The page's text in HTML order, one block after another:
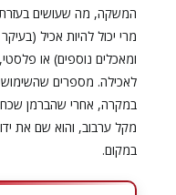
המשקה, מה שעושים בעזרת
מרי יכול להיות אכיל
ומאכלים נוספים) או
לאכילה. מספרים
במקרה, אחרי שהברמן
מקל ערבוב, והוא שם את
במקום.